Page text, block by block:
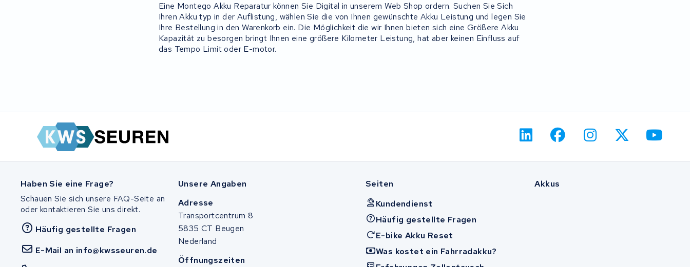
Zuchetti
Malaguti
Alber
Eine Montego Akku Reparatur können Sie Digital in unserem Web Shop ordern. Suchen Sie Sich
Ihren Akku typ in der Auflistung, wählen Sie die von Ihnen gewünschte Akku Leistung und legen Sie
Ihre Bestellung in den Warenkorb ein. Die Möglichkeit die wir Ihnen bieten sich eine Größere Akku
Kapazität zu besorgen bringt Ihnen eine größere Kilometer Leistung, hat aber keinen Einfluss auf
das Tempo Limit oder E-motor.
Haben Sie eine Frage?
Schauen Sie sich unsere FAQ-Seite an
oder kontaktieren Sie uns direkt.
Häufig gestellte Fragen
E-Mail an info@kwsseuren.de
Unsere Angaben
Adresse
Transportcentrum 8
5835 CT Beugen
Nederland
Öffnungszeiten
Seiten
Kundendienst
Häufig gestellte Fragen
E-bike Akku Reset
Was kostet ein Fahrradakku?
Akkus